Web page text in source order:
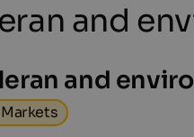
and
and
Markets